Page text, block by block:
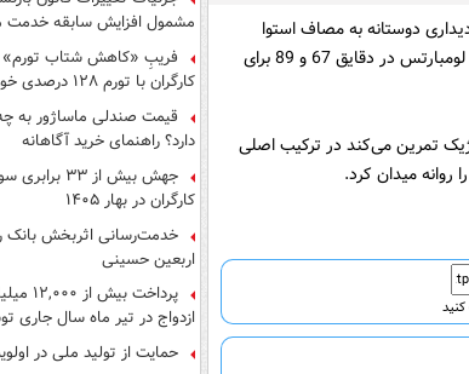
دوستانه به مصاف استوا
بخارست رومانی رفت و با نتیجه 2 بر صفر به پیروزی رسید. سیریاک و لومبارتس در دقایق 67 و 89 برای
تمرین می‌کند در ترکیب اصلی
میدان کرد.
مشمول افزایش سابقه خدمت
فریبِ «کاهش شتاب تورم»
کارگران با تورم ۱۲۸ درصدی خوراکی‌ها خالی شد!
قیمت صندلی ماساژور به
دارد؟ راهنمای خرید آگاهانه
جهش بیش از
کارگران در بهار ۱۴۰۵
خدمت‌رسانی اثربخش بانک
اربعین حسینی
پرداخت
ازدواج در تیر ماه سال جاری
کارگران
حمایت از تولید ملی در